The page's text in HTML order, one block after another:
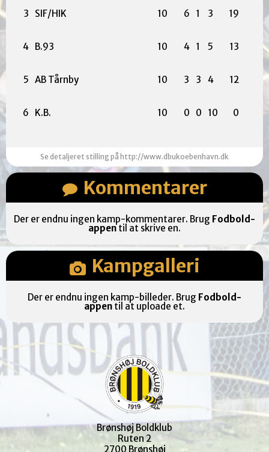
3 SIF/HIK 10 6 1 3 19
4 B.93 10 4 1 5 13
5 AB Tårnby 10 3 3 4 12
6 K.B. 10 0 0 10 0
Se detaljeret stilling på http://www.dbukoebenhavn.dk
Kommentarer
Der er endnu ingen kamp-kommentarer. Brug Fodbold-
appentil at skrive en.
Kampgalleri
Der er endnu ingen kamp-billeder. Brug Fodbold-
appen til at uploade et.
Brønshøj Boldklub
Ruten 2
2700 Brønshøj